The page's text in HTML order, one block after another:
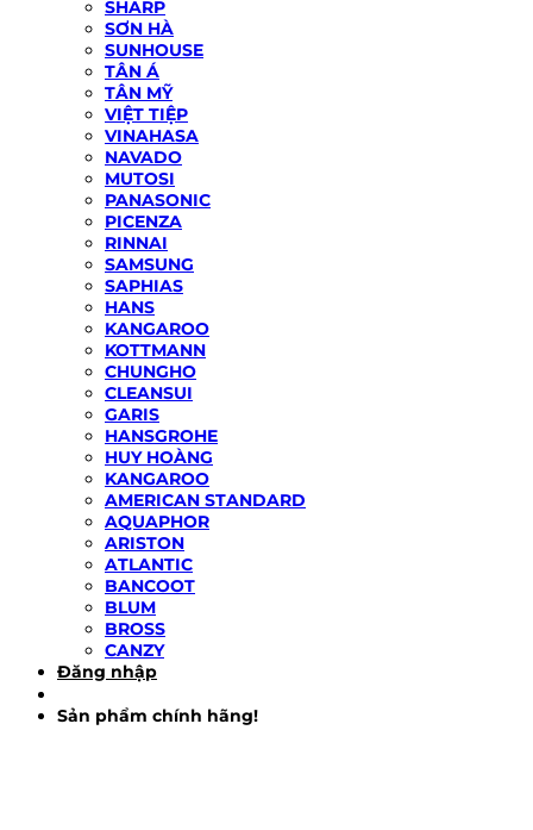
SHARP
SƠN HÀ
SUNHOUSE
TÂN Á
TÂN MỸ
VIỆT TIỆP
VINAHASA
NAVADO
MUTOSI
PANASONIC
PICENZA
RINNAI
SAMSUNG
SAPHIAS
HANS
KANGAROO
KOTTMANN
CHUNGHO
CLEANSUI
GARIS
HANSGROHE
HUY HOÀNG
KANGAROO
AMERICAN STANDARD
AQUAPHOR
ARISTON
ATLANTIC
BANCOOT
BLUM
BROSS
CANZY
Đăng nhập
Sản phẩm chính hãng!